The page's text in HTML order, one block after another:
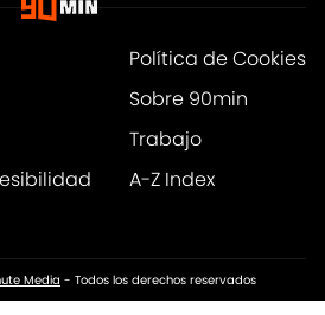
Política de Cookies
Sobre 90min
Trabajo
A-Z Index
Media - Todos los derechos reservados